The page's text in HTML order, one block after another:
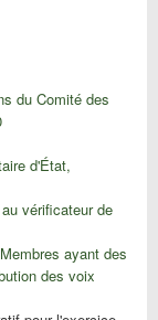
du Comité des
d'État,
vérificateur de
ayant des
des voix